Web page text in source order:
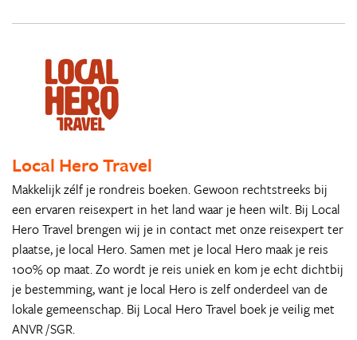
Local Hero Travel
Makkelijk zélf je rondreis boeken. Gewoon rechtstreeks bij
een ervaren reisexpert in het land waar je heen wilt. Bij Local
Hero Travel brengen wij je in contact met onze reisexpert ter
plaatse, je local Hero. Samen met je local Hero maak je reis
100% op maat. Zo wordt je reis uniek en kom je echt dichtbij
je bestemming, want je local Hero is zelf onderdeel van de
lokale gemeenschap. Bij Local Hero Travel boek je veilig met
ANVR /SGR.